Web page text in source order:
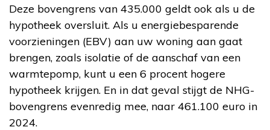
Deze bovengrens van 435.000 geldt ook als u de
hypotheek oversluit. Als u energiebesparende
voorzieningen (EBV) aan uw woning aan gaat
brengen, zoals isolatie of de aanschaf van een
warmtepomp, kunt u een 6 procent hogere
hypotheek krijgen. En in dat geval stijgt de NHG-
bovengrens evenredig mee, naar 461.100 euro in
2024.